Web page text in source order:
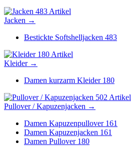
483 Artikel
Jacken →
Bestickte Softshelljacken 483
180 Artikel
Kleider →
Damen kurzarm Kleider 180
502 Artikel
Pullover / Kapuzenjacken →
Damen Kapuzenpullover 161
Damen Kapuzenjacken 161
Damen Pullover 180